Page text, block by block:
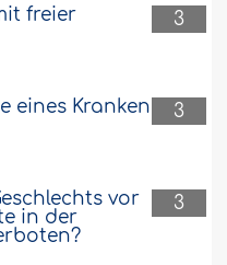
3
freier
3
eines Kranken
3
vor
in der